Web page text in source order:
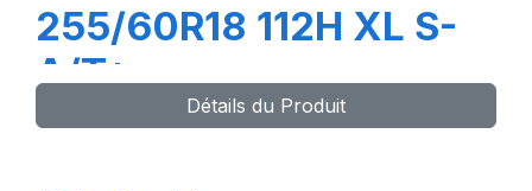
255/60R18 112H XL S-
A/T+
Détails du Produit